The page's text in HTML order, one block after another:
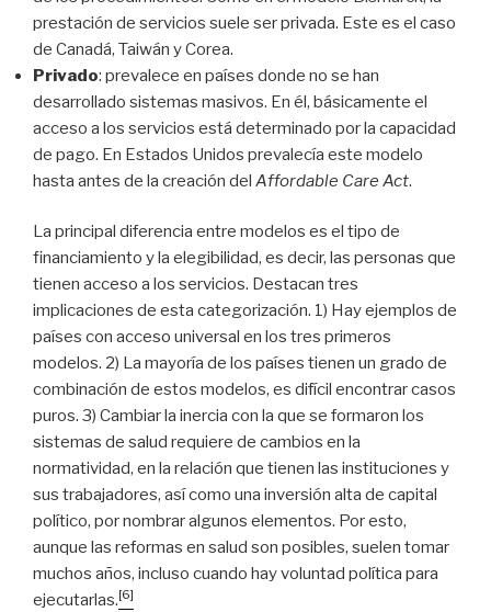
prestación de servicios suele ser privada. Este es el caso
de Canadá, Taiwán y Corea.
Privado: prevalece en países donde no se han
desarrollado sistemas masivos. En él, básicamente el
acceso a los servicios está determinado por la capacidad
de pago. En Estados Unidos prevalecía este modelo
hasta antes de la creación del Affordable Care Act.
La principal diferencia entre modelos es el tipo de
financiamiento y la elegibilidad, es decir, las personas que
tienen acceso a los servicios. Destacan tres
implicaciones de esta categorización. 1) Hay ejemplos de
países con acceso universal en los tres primeros
modelos. 2) La mayoría de los países tienen un grado de
combinación de estos modelos, es difícil encontrar casos
puros. 3) Cambiar la inercia con la que se formaron los
sistemas de salud requiere de cambios en la
normatividad, en la relación que tienen las instituciones y
sus trabajadores, así como una inversión alta de capital
político, por nombrar algunos elementos. Por esto,
aunque las reformas en salud son posibles, suelen tomar
muchos años, incluso cuando hay voluntad política para
ejecutarlas.[6]